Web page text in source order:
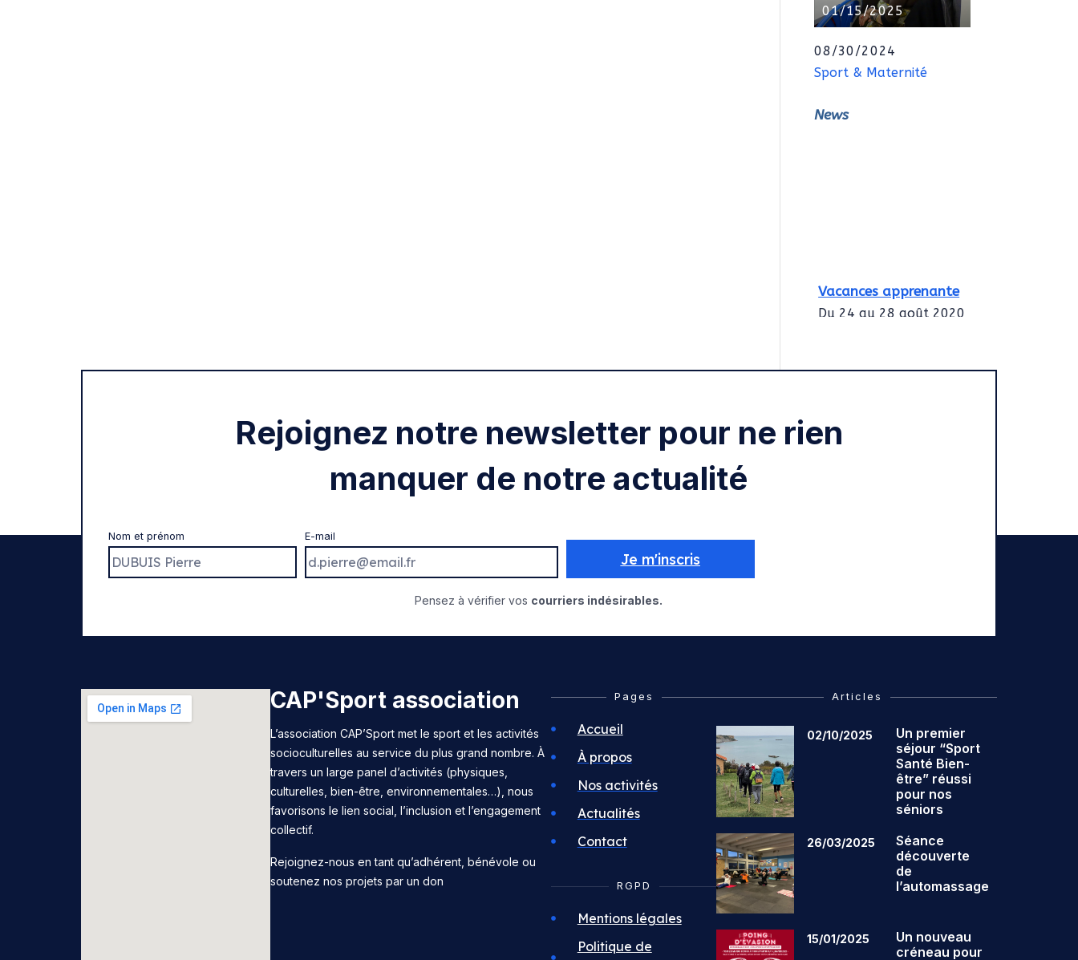
01/15/2025
08/30/2024
Sport & Maternité
News
Vacances apprenante
Du 24 au 28 août 2020
services civiques
Rejoignez notre newsletter pour ne rien
manquer de notre actualité
Nom et prénom E-mail
Je m'inscris
Pensez à vérifier vos courriers indésirables.
CAP'Sport association
L’association CAP’Sport met le sport et les activités
socioculturelles au service du plus grand nombre. À
travers un large panel d’activités (physiques,
culturelles, bien-être, environnementales…), nous
favorisons le lien social, l’inclusion et l’engagement
collectif.
Rejoignez-nous en tant qu’adhérent, bénévole ou
soutenez nos projets par un don
Pages
Accueil
À propos
Nos activités
Actualités
Contact
RGPD
Mentions légales
Politique de
Articles
02/10/2025
Un premier
séjour “Sport
Santé Bien-
être” réussi
pour nos
séniors
26/03/2025
Séance
découverte
de
l’automassage
15/01/2025
Un nouveau
créneau pour